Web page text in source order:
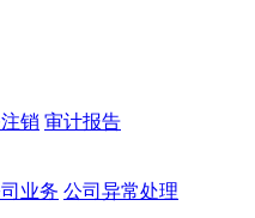
销 审计报告
业务 公司异常处理